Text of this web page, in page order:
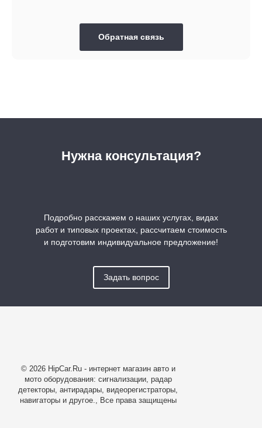
Обратная связь
Нужна консультация?
Подробно расскажем о наших услугах, видах
работ и типовых проектах, рассчитаем стоимость
и подготовим индивидуальное предложение!
Задать вопрос
© 2026 HipCar.Ru - интернет магазин авто и
мото оборудования: сигнализации, радар
детекторы, антирадары, видеорегистраторы,
навигаторы и другое., Все права защищены